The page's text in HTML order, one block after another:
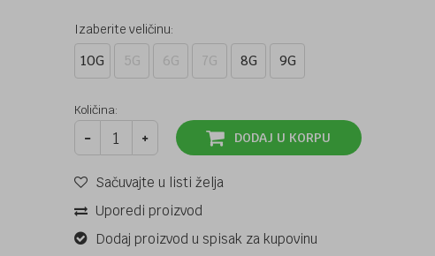
Izaberite veličinu:
10G 5G 6G 7G 8G 9G
Količina:
DODAJ U KORPU
Sačuvajte u listi želja
Uporedi proizvod
Dodaj proizvod u spisak za kupovinu